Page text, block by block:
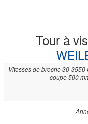
Tour à
Vitesses de broche 30-
coupe 500